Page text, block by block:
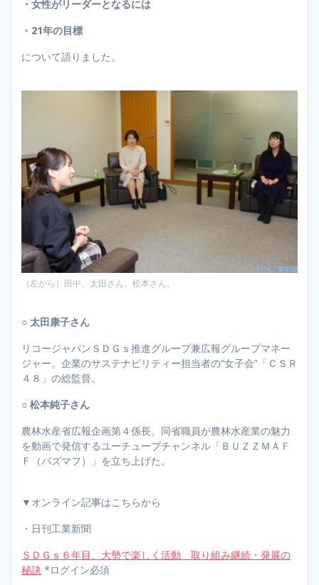
・女性がリーダーとなるには
・21年の目標
について語りました。
（左から）田中、太田さん、松本さん。
○ 太田康子さん
リコージャパンＳＤＧｓ推進グループ兼広報グループマネー
ジャー。企業のサステナビリティー担当者の“女子会”「ＣＳＲ
４８」の総監督。
○ 松本純子さん
農林水産省広報企画第４係長。同省職員が農林水産業の魅力
を動画で発信するユーチューブチャンネル「ＢＵＺＺＭＡＦ
Ｆ（バズマフ）」を立ち上げた。
▼オンライン記事はこちらから
・日刊工業新聞
ＳＤＧｓ６年目、大勢で楽しく活動 取り組み継続・発展の
秘訣 *ログイン必須